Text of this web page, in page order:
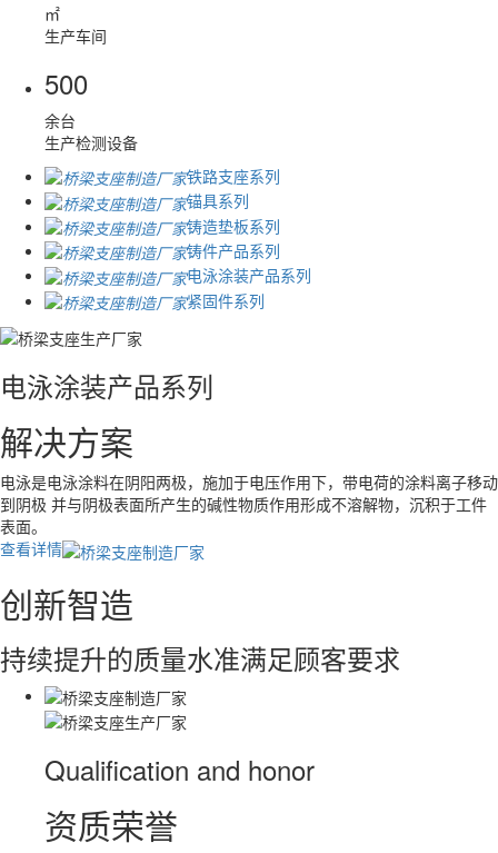
㎡
生产车间
500
余台
生产检测设备
铁路支座系列
锚具系列
铸造垫板系列
铸件产品系列
电泳涂装产品系列
紧固件系列
紧固件系列
解决方案
紧固件是作紧固连接用且应用极为广泛的一类机械零件。 它的特点是品
种规格繁多，性能用途各异，而且标准化、系列化、通用化的种度也极
高。
查看详情
铁路支座系列
解决方案
主要从事铁路支座生产及服务，产品广泛应用于铁路桥梁、公路桥梁等工
程。 拥有工业产品生产许可证、CRCC铁路产品认证证书、CE认证证
书、CCPC交通产品认证证书。
查看详情
锚具系列
解决方案
主要从事铁路支座生产及服务，产品广泛应用于铁路桥梁、公路桥梁等工
程。 拥有工业产品生产许可证、CRCC铁路产品认证证书、CE认证证
书、CCPC交通产品认证证书。
查看详情
铸造垫板系列
解决方案
护轨垫板是指设置于辙叉护轨和岔枕之间，为护轨和走行轨)提供牢固联
结条件，确保护轨轮缘槽宽度和行车的垫板。
查看详情
铸件产品系列
解决方案
主要产品有铸钢件、铸铁件、球墨铸铁、灰口铸铁。
查看详情
电泳涂装产品系列
解决方案
电泳是电泳涂料在阴阳两极，施加于电压作用下，带电荷的涂料离子移动
到阴极 并与阴极表面所产生的碱性物质作用形成不溶解物，沉积于工件
表面。
查看详情
紧固件系列
解决方案
紧固件是作紧固连接用且应用极为广泛的一类机械零件。 它的特点是品
种规格繁多，性能用途各异，而且标准化、系列化、通用化的种度也极
高。
查看详情
铁路支座系列
解决方案
主要从事铁路支座生产及服务，产品广泛应用于铁路桥梁、公路桥梁等工
程。 拥有工业产品生产许可证、CRCC铁路产品认证证书、CE认证证
书、CCPC交通产品认证证书。
查看详情
创新智造
持续提升的质量水准满足顾客要求
Qualification and honor
资质荣誉